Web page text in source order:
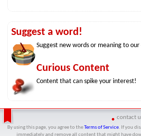
Suggest a word!
Suggest new words or meaning to
Curious Content
Content that can spike your interest!
contact
By using this page, you agree to the Terms of Service. If you